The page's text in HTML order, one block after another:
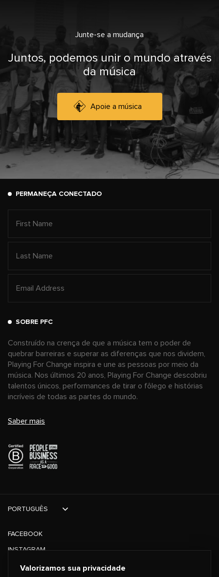
Junte-se a mudança
Juntos, podemos unir o mundo através
da música
Apoie a música
PERMANEÇA CONECTADO
SOBRE PFC
Construído na crença de que a música tem o poder de
quebrar barreiras e superar as diferenças que nos dividem,
Playing For Change inspira e une as pessoas por meio da
música. Nos últimos 20 anos, Playing For Change descobriu
talentos únicos, performances de tirar o fôlego e histórias
incríveis de todas as partes do mundo.
Saber mais
FACEBOOK
INSTAGRAM
TIKTOK
PORTUGUÊS
Valorizamos sua privacidade